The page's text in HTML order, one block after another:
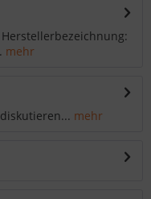
mehr
mehr